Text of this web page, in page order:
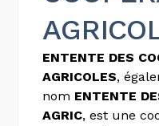
ENTENTE DES
AGRICOLES,
nom ENTENTE
AGRIC, est une